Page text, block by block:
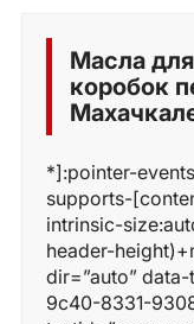
Масла
коробок
*]:pointer-
supports-
intrinsic-
header-
dir=”auto”
9c40-8331-